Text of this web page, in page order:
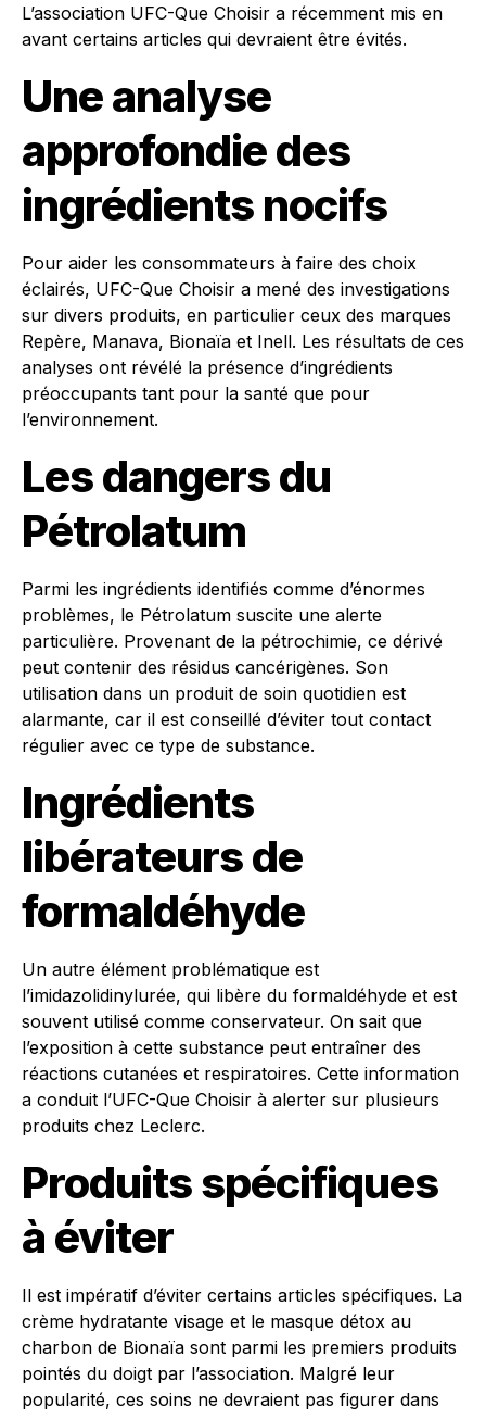
L’association UFC-Que Choisir a récemment mis en
avant certains articles qui devraient être évités.
Une analyse
approfondie des
ingrédients nocifs
Pour aider les consommateurs à faire des choix
éclairés, UFC-Que Choisir a mené des investigations
sur divers produits, en particulier ceux des marques
Repère, Manava, Bionaïa et Inell. Les résultats de ces
analyses ont révélé la présence d’ingrédients
préoccupants tant pour la santé que pour
l’environnement.
Les dangers du
Pétrolatum
Parmi les ingrédients identifiés comme d’énormes
problèmes, le Pétrolatum suscite une alerte
particulière. Provenant de la pétrochimie, ce dérivé
peut contenir des résidus cancérigènes. Son
utilisation dans un produit de soin quotidien est
alarmante, car il est conseillé d’éviter tout contact
régulier avec ce type de substance.
Ingrédients
libérateurs de
formaldéhyde
Un autre élément problématique est
l’imidazolidinylurée, qui libère du formaldéhyde et est
souvent utilisé comme conservateur. On sait que
l’exposition à cette substance peut entraîner des
réactions cutanées et respiratoires. Cette information
a conduit l’UFC-Que Choisir à alerter sur plusieurs
produits chez Leclerc.
Produits spécifiques
à éviter
Il est impératif d’éviter certains articles spécifiques. La
crème hydratante visage et le masque détox au
charbon de Bionaïa sont parmi les premiers produits
pointés du doigt par l’association. Malgré leur
popularité, ces soins ne devraient pas figurer dans